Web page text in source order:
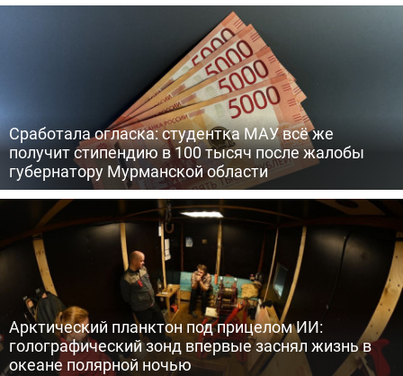
Сработала огласка: студентка МАУ всё же
получит стипендию в 100 тысяч после жалобы
губернатору Мурманской области
Арктический планктон под прицелом ИИ:
голографический зонд впервые заснял жизнь в
океане полярной ночью